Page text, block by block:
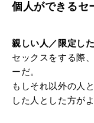
個人ができるセ
親しい人／限定し
セックスをする際
ーだ。
もしそれ以外の人
した人とした方がよ